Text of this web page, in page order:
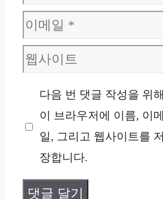
름
이
메
일
웹
사
다음 번 댓글 작성을 위해
이 브라우저에 이름, 이메
일, 그리고 웹사이트를 저
장합니다.